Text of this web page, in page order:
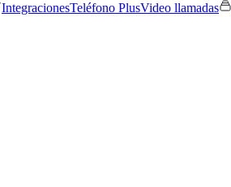
IntegracionesTeléfono PlusVideo llamadas